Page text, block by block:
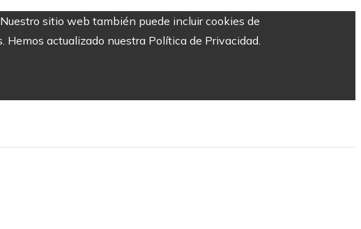
sitio web también puede incluir cookies de
Hemos actualizado nuestra Política de Privacidad.